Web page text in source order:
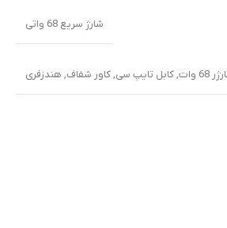
شارژ سریع 68 واتی
68 وات ,کابل تایپ سی,کاور شفاف, هندزفری